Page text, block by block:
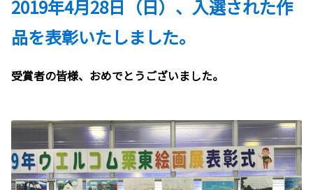
2019年4月28日（日）、入選された作
品を表彰いたしました。
受賞者の皆様、おめでとうございました。